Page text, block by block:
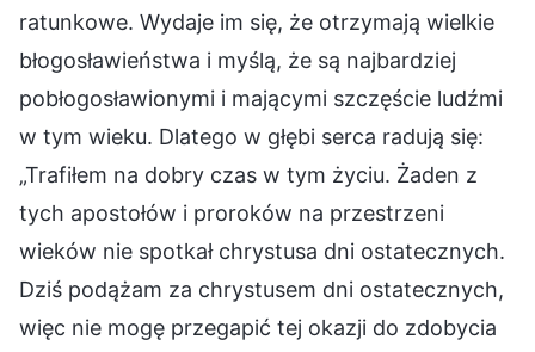
ratunkowe. Wydaje im się, że otrzymają wielkie
błogosławieństwa i myślą, że są najbardziej
pobłogosławionymi i mającymi szczęście ludźmi
w tym wieku. Dlatego w głębi serca radują się:
„Trafiłem na dobry czas w tym życiu. Żaden z
tych apostołów i proroków na przestrzeni
wieków nie spotkał chrystusa dni ostatecznych.
Dziś podążam za chrystusem dni ostatecznych,
więc nie mogę przegapić tej okazji do zdobycia